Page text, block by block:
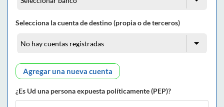
Selecciona la cuenta de destino (propia o de terceros)
Agregar una nueva cuenta
¿Es Ud una persona expuesta políticamente (PEP)?